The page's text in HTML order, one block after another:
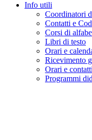
Info utili
Coordinatori
Contatti e
Corsi di
Libri di testo
Orari e
Ricevimento
Orari e
Programmi